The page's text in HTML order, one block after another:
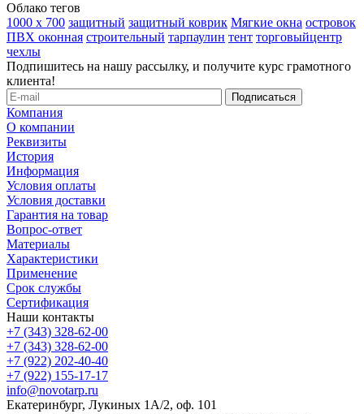
Облако тегов
1000 х 700 защитный защитный коврик Мягкие окна островок
ПВХ оконная строительный тарпаулин тент торговыйцентр
чехлы
Подпишитесь на нашу рассылку, и получите курс грамотного
клиента!
Компания
О компании
Реквизиты
История
Информация
Условия оплаты
Условия доставки
Гарантия на товар
Вопрос-ответ
Материалы
Характеристики
Применение
Срок службы
Сертификация
Наши контакты
+7 (343) 328-62-00
+7 (343) 328-62-00
+7 (922) 202-40-40
+7 (922) 155-17-17
info@novotarp.ru
Екатеринбург, Лукиных 1А/2, оф. 101